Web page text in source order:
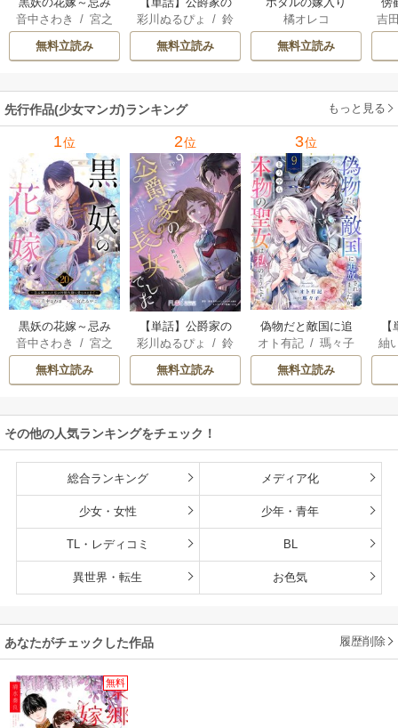
嫌われた私が冷酷
大尉に愛されるま
で～
音中さわき /宮之
みやこ
無料立読み
長女でした
彩川ぬるぴょ /鈴
音さや /
無料立読み
橘オレコ
無料立読み
吉
先行作品(少女マンガ)ランキング もっと見る
1位
黒妖の花嫁～忌み
嫌われた私が冷酷
大尉に愛されるま
で～
音中さわき /宮之
みやこ
無料立読み
2位
【単話】公爵家の
長女でした
彩川ぬるぴょ /鈴
音さや/たむ
無料立読み
3位
偽物だと敵国に追
放されましたが、
どうやら本物の聖
女は私のようで
オト有記 /瑪々子
無料立読み
ら
紬
その他の人気ランキングをチェック！
総合ランキング メディア化
少女・女性 少年・青年
TL・レディコミ BL
異世界・転生 お色気
あなたがチェックした作品 履歴削除
無料